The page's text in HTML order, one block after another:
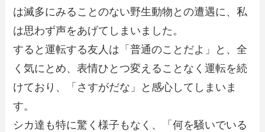
は滅多にみることのない野生動物との遭遇に、私
は思わず声をあげてしまいました。
すると運転する友人は「普通のことだよ」と、全
く気にとめ、表情ひとつ変えることなく運転を続
けており、「さすがだな」と感心してしまいま
す。
シカ達も特に驚く様子もなく、「何を騒いでいる